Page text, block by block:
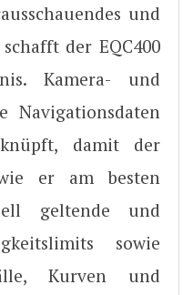
und
der EQC400
Kamera- und
Navigationsdaten
damit der
er am besten
geltende und
sowie
Kurven und